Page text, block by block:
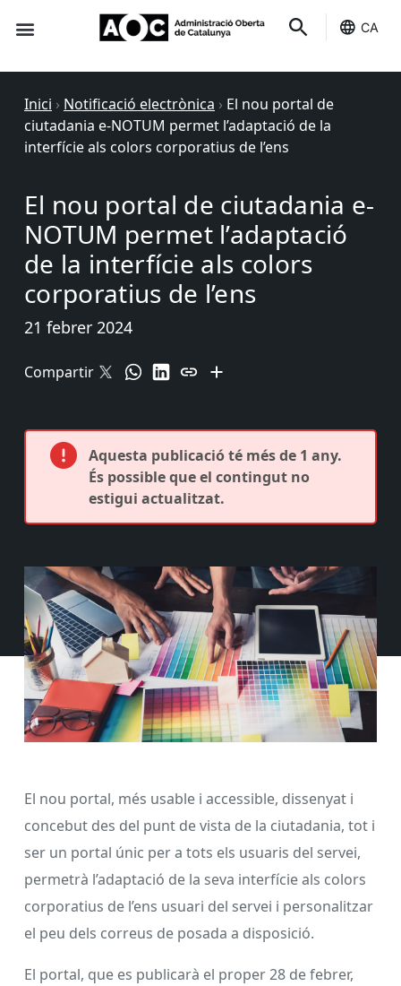
CA
Inici › Notificació electrònica › El nou portal de
ciutadania e-NOTUM permet l’adaptació de la
interfície als colors corporatius de l’ens
El nou portal de ciutadania e-
NOTUM permet l’adaptació
de la interfície als colors
corporatius de l’ens
21 febrer 2024
Compartir
Aquesta publicació té més de 1 any.
És possible que el contingut no
estigui actualitzat.
El nou portal, més usable i accessible, dissenyat i
concebut des del punt de vista de la ciutadania, tot i
ser un portal únic per a tots els usuaris del servei,
permetrà l’adaptació de la seva interfície als colors
corporatius de l’ens usuari del servei i personalitzar
el peu dels correus de posada a disposició.
El portal, que es publicarà el proper 28 de febrer,